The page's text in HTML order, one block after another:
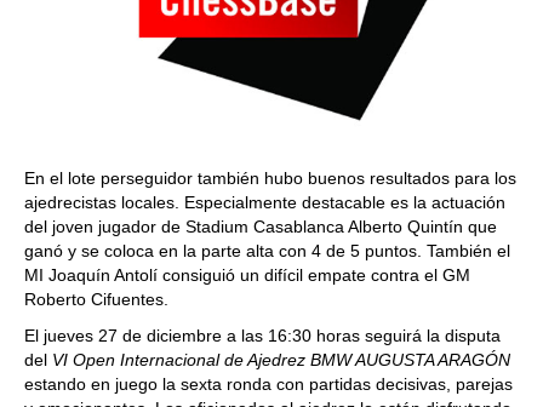
En el lote perseguidor también hubo buenos resultados para los
ajedrecistas locales. Especialmente destacable es la actuación
del joven jugador de Stadium Casablanca Alberto Quintín que
ganó y se coloca en la parte alta con 4 de 5 puntos. También el
MI Joaquín Antolí consiguió un difícil empate contra el GM
Roberto Cifuentes.
El jueves 27 de diciembre a las 16:30 horas seguirá la disputa
del VI Open Internacional de Ajedrez BMW AUGUSTA ARAGÓN
estando en juego la sexta ronda con partidas decisivas, parejas